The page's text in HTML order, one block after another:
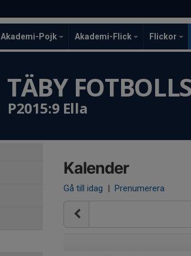
Akademi-Pojk Akademi-Flick Flickor
TÄBY
P2015:9 Ella
Kalender
Gå till idag | Prenumerera